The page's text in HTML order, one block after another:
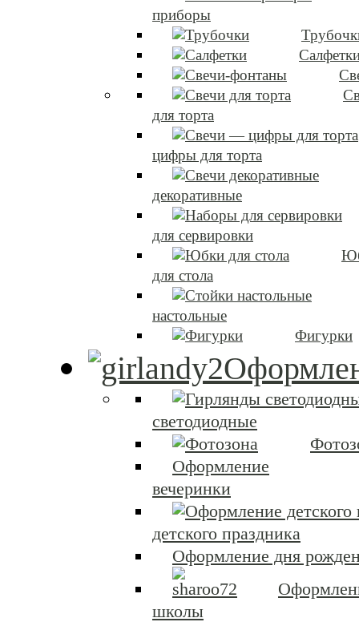
приборы
для торта
цифры для торта
декоративные
для сервировки
для стола
настольные
Фигурки
светодиодные
Оформление
вечеринки
детского праздника
Оформление дня
школы